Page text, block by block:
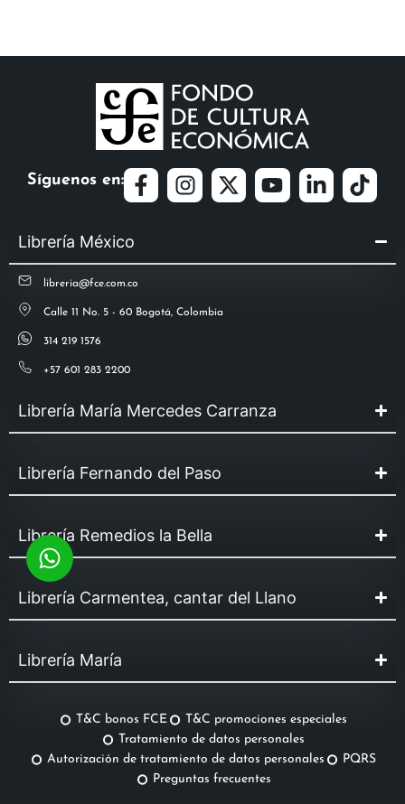
Síguenos en:
Librería México
libreria@fce.com.co
Calle 11 No. 5 - 60 Bogotá, Colombia
314 219 1576
+57 601 283 2200
Librería María Mercedes Carranza
Librería Fernando del Paso
Librería Remedios la Bella
Librería Carmentea, cantar del Llano
Librería María
T&C bonos FCE
T&C promociones especiales
Tratamiento de datos personales
Autorización de tratamiento de datos personales
PQRS
Preguntas frecuentes